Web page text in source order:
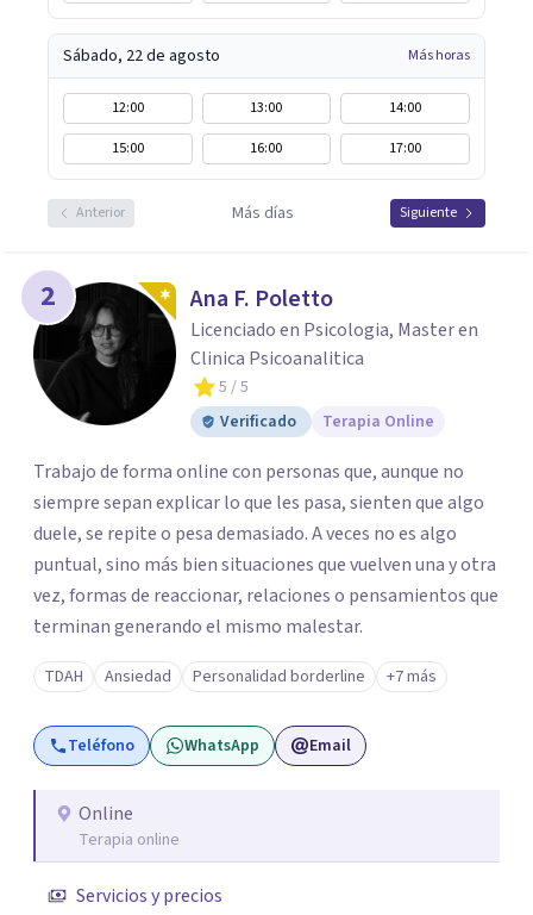
Sábado, 22 de agosto Más horas
12:00 13:00
14:00
15:00
16:00 17:00
Anterior Más días Siguiente
2 Ana F. Poletto
Licenciado en Psicologia, Master en
Clinica Psicoanalitica
5 / 5
Verificado
Terapia Online
Trabajo de forma online con personas que, aunque no
siempre sepan explicar lo que les pasa, sienten que algo
duele, se repite o pesa demasiado. A veces no es algo
puntual, sino más bien situaciones que vuelven una y otra
vez, formas de reaccionar, relaciones o pensamientos que
terminan generando el mismo malestar.
TDAH Ansiedad Personalidad borderline +7 más
Teléfono WhatsApp Email
Online
Terapia online
Servicios y precios